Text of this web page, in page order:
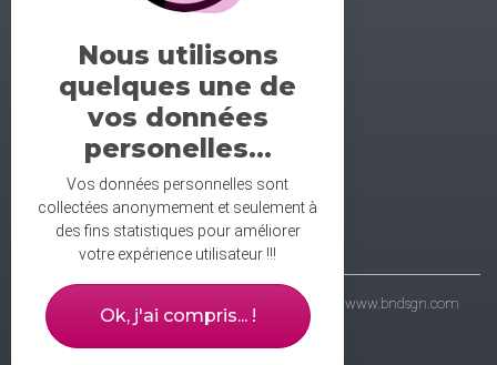
1 rue midol 25000 Besançon
tel: 06.71.93.54.75
contact@galeriedeladanse.fr
facebook/galeriedeladanse
instagram/lagaleriedeladanse
- galerie de la danse © 2021 - wbdsgn & wbdvp : www.bndsgn.com
Nous utilisons
quelques une de
vos données
personelles...
Vos données personnelles sont
collectées anonymement et seulement à
des fins statistiques pour améliorer
votre expérience utilisateur !!!
Ok, j'ai compris... !